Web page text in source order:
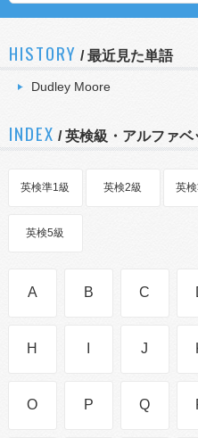
HISTORY /最近見た単語
Dudley Moore
INDEX / 英検級・アルファベ
英検準1級 英検2級 英
英検5級
A B C
H J
O P Q